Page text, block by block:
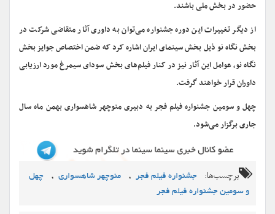
حضور در بخش ملی باشند.
از دیگر تغییرات این دوره جشنواره می‌توان به داوری آثار متقاضی شرکت در
بخش نگاه نو ذیل بخش سینمای ایران اشاره کرد که ضمن اختصاص جوایز بخش
نگاه نو، عوامل این آثار نیز در کنار فیلم‌های بخش سودای سیمرغ مورد ارزیابی
داوران قرار خواهند گرفت.
چهل و سومین جشنواره فیلم فجر به دبیری منوچهر شاهسواری بهمن ماه سال
جاری برگزار می‌شود.
برچسب‌ها: جشنواره فیلم فجر , منوچهر شاهسواری ,
چهل
و سومین جشنواره فیلم فجر